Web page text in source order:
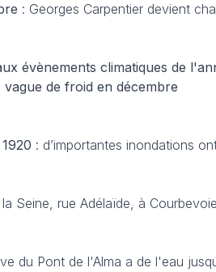
: Georges Carpentier devient
évènements climatiques de
vague de froid en décembre
1920 : d’importantes inondations
la Seine, rue Adélaïde, à
du Pont de l'Alma a de l'eau